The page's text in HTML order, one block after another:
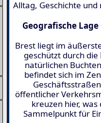
Alltag, Geschichte
Geografische
Brest liegt im
geschützt durch die
natürlichen
befindet sich im
öffentlicher
kreuzen hier,
Sammelpunkt für